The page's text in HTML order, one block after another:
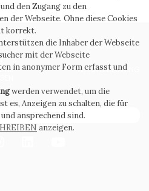
COOKIE POLICY
WHISTLEBLOWING
DEN NEWSLETTER
den Zugang zu den
der Webseite. Ohne diese Cookies
korrekt.
die Inhaber der Webseite
mit der Webseite
in anonymer Form erfasst und
werden verwendet, um die
es, Anzeigen zu schalten, die für
ansprechend sind.
anzeigen.